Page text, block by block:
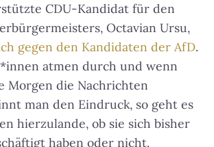
CDU-Kandidat für den
Octavian Ursu,
gegen den Kandidaten der AfD.
atmen durch und wenn
Morgen die Nachrichten
man den Eindruck, so geht es
hierzulande, ob sie sich bisher
haben oder nicht.